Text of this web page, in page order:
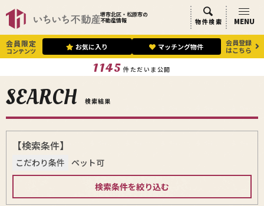
堺市北区・松原市の
不動産情報 物件検索 MENU
会員限定
コンテンツ お気に入り マッチング物件
会員登録
はこちら
1145 件ただいま公開
SEARCH 検索結果
【検索条件】
こだわり条件 ペット可
検索条件を絞り込む